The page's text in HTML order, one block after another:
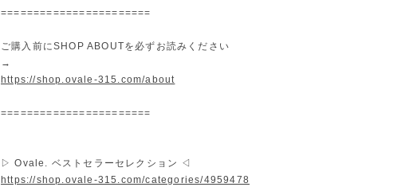
=======================
ご購入前にSHOP ABOUTを必ずお読みください
→
https://shop.ovale-315.com/about
=======================
▷ Ovale. ベストセラーセレクション ◁
https://shop.ovale-315.com/categories/4959478